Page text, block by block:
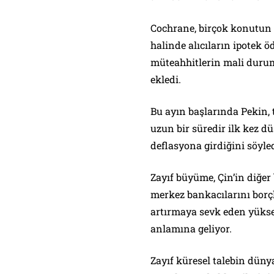
Cochrane, birçok konutun
halinde alıcıların ipotek
müteahhitlerin mali
ekledi.
Bu ayın başlarında
uzun bir süredir ilk kez
deflasyona girdiğini
Zayıf büyüme, Çin’in
merkez bankacılarını
artırmaya sevk eden
anlamına geliyor.
Zayıf küresel talebin